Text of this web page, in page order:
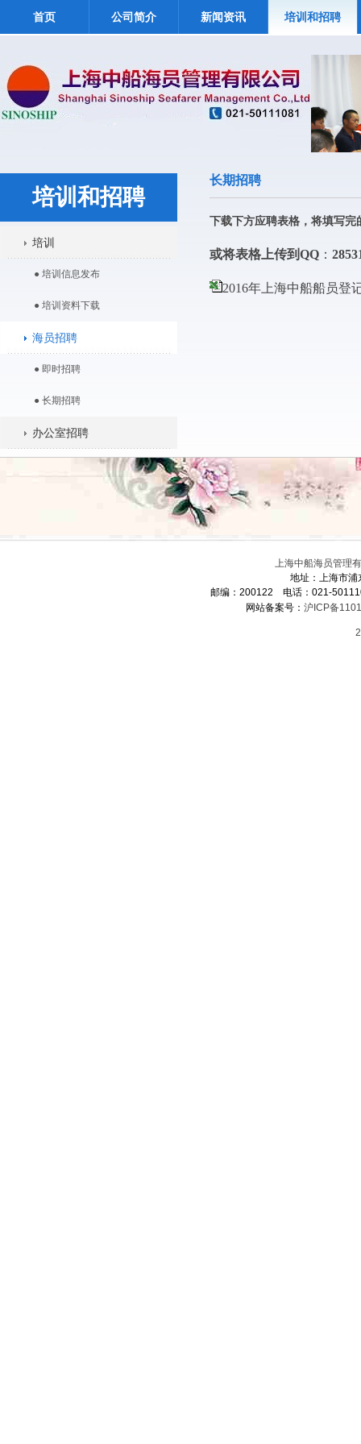
首页 公司简介 新闻资讯 培训和招聘
培训和招聘
培训
● 培训信息发布
● 培训资料下载
海员招聘
● 即时招聘
● 长期招聘
办公室招聘
长期招聘
下载下方应聘表格，将填写完
或将表格上传到QQ ：
2016年上海中船船员登
上海中船海员管理
地址：上海市
邮编：200122 电话：021-
网站备案号： 沪ICP备